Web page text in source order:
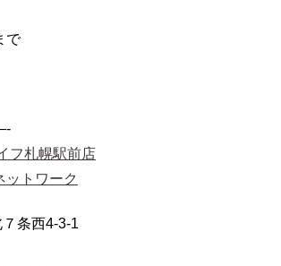
で
フ札幌駅前店
ットワーク
条西4-3-1